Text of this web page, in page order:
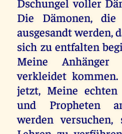
Die Dämonen,
ausgesandt werden,
sich zu entfalten
Meine Anhänger
verkleidet
jetzt, Meine echten
und Propheten
werden